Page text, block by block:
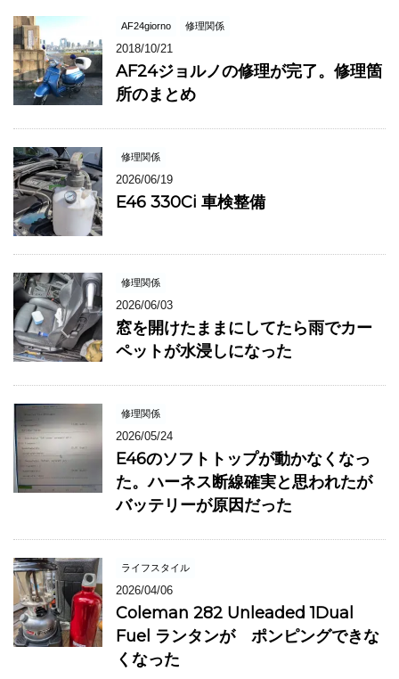
AF24giorno 修理関係
2018/10/21
AF24ジョルノの修理が完了。修理箇
所のまとめ
修理関係
2026/06/19
E46 330Ci 車検整備
修理関係
2026/06/03
窓を開けたままにしてたら雨でカー
ペットが水浸しになった
修理関係
2026/05/24
E46のソフトトップが動かなくなっ
た。ハーネス断線確実と思われたが
バッテリーが原因だった
ライフスタイル
2026/04/06
Coleman 282 Unleaded 1Dual
Fuel ランタンが ポンピングできな
くなった